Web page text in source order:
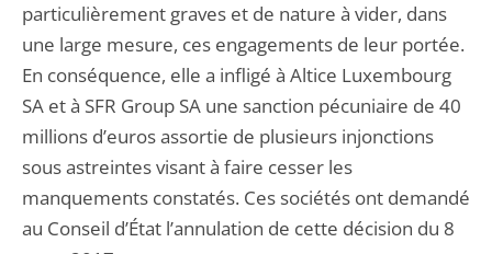
particulièrement graves et de nature à vider, dans
une large mesure, ces engagements de leur portée.
En conséquence, elle a infligé à Altice Luxembourg
SA et à SFR Group SA une sanction pécuniaire de 40
millions d’euros assortie de plusieurs injonctions
sous astreintes visant à faire cesser les
manquements constatés. Ces sociétés ont demandé
au Conseil d’État l’annulation de cette décision du 8